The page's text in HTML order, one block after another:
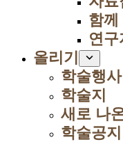
함께
연구
올리기
학술행사
학술지
새로 나
학술공지